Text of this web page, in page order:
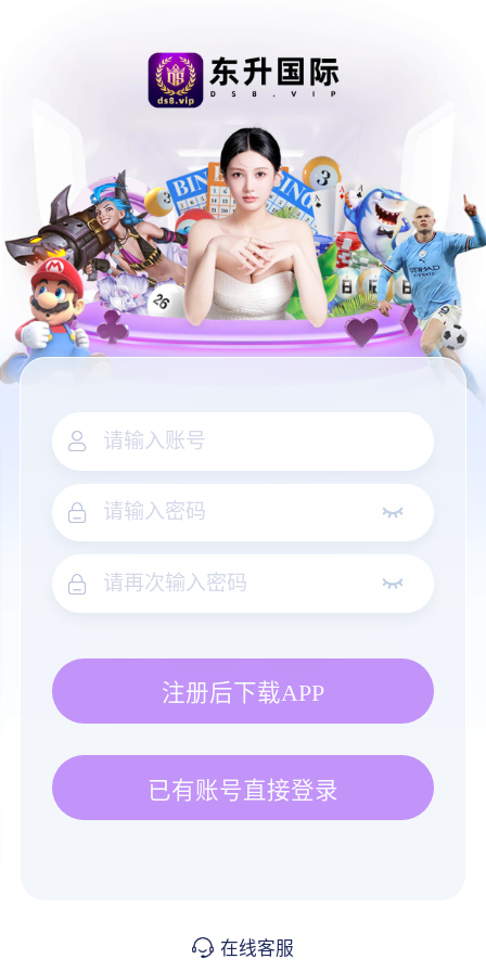
注册后下载APP
已有账号直接登录
在线客服